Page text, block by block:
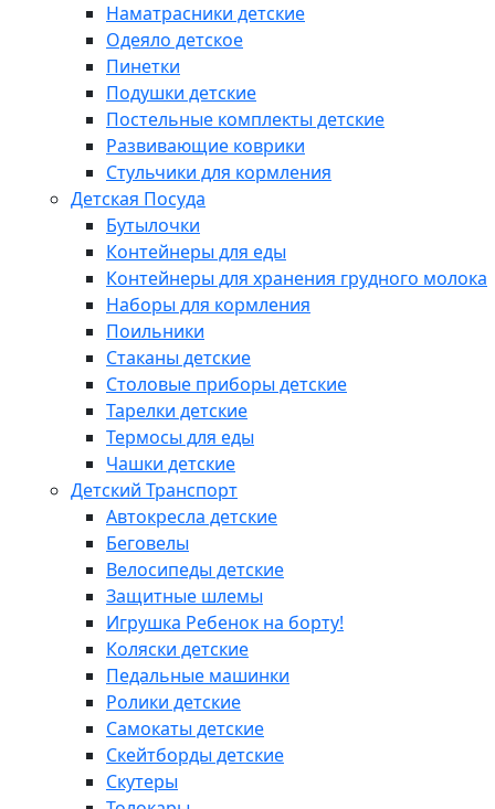
Наматрасники детские
Одеяло детское
Пинетки
Подушки детские
Постельные комплекты детские
Развивающие коврики
Стульчики для кормления
Детская Посуда
Бутылочки
Контейнеры для еды
Контейнеры для хранения грудного молока
Наборы для кормления
Поильники
Стаканы детские
Столовые приборы детские
Тарелки детские
Термосы для еды
Чашки детские
Детский Транспорт
Автокресла детские
Беговелы
Велосипеды детские
Защитные шлемы
Игрушка Ребенок на борту!
Коляски детские
Педальные машинки
Ролики детские
Самокаты детские
Скейтборды детские
Скутеры